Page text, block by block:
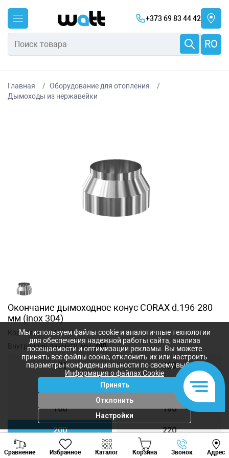
+373 69 83 44 42
RO
Главная
Оборудование для отопления
Дымоходы из нержавейки
Окончание дымоходное конус CORAX d.196-280
мм (inox 304)
Код товара:449352
Внутренний диаметр, мм:200
100 120
160 180
200 220
250 300
Сравнение Избранное Каталог Корзина Звонок Адрес
Viber Whatsapp
Мы используем файлы cookie и аналогичные технологии
для обеспечения надежной работы сайта, анализа
посещаемости и оптимизации рекламы. Вы можете
принять все файлы cookie, отклонить их или настроить
параметры конфиденциальности по своему выбору.
Информация о файлах Cookie
Принять
Отклонить
Настройки